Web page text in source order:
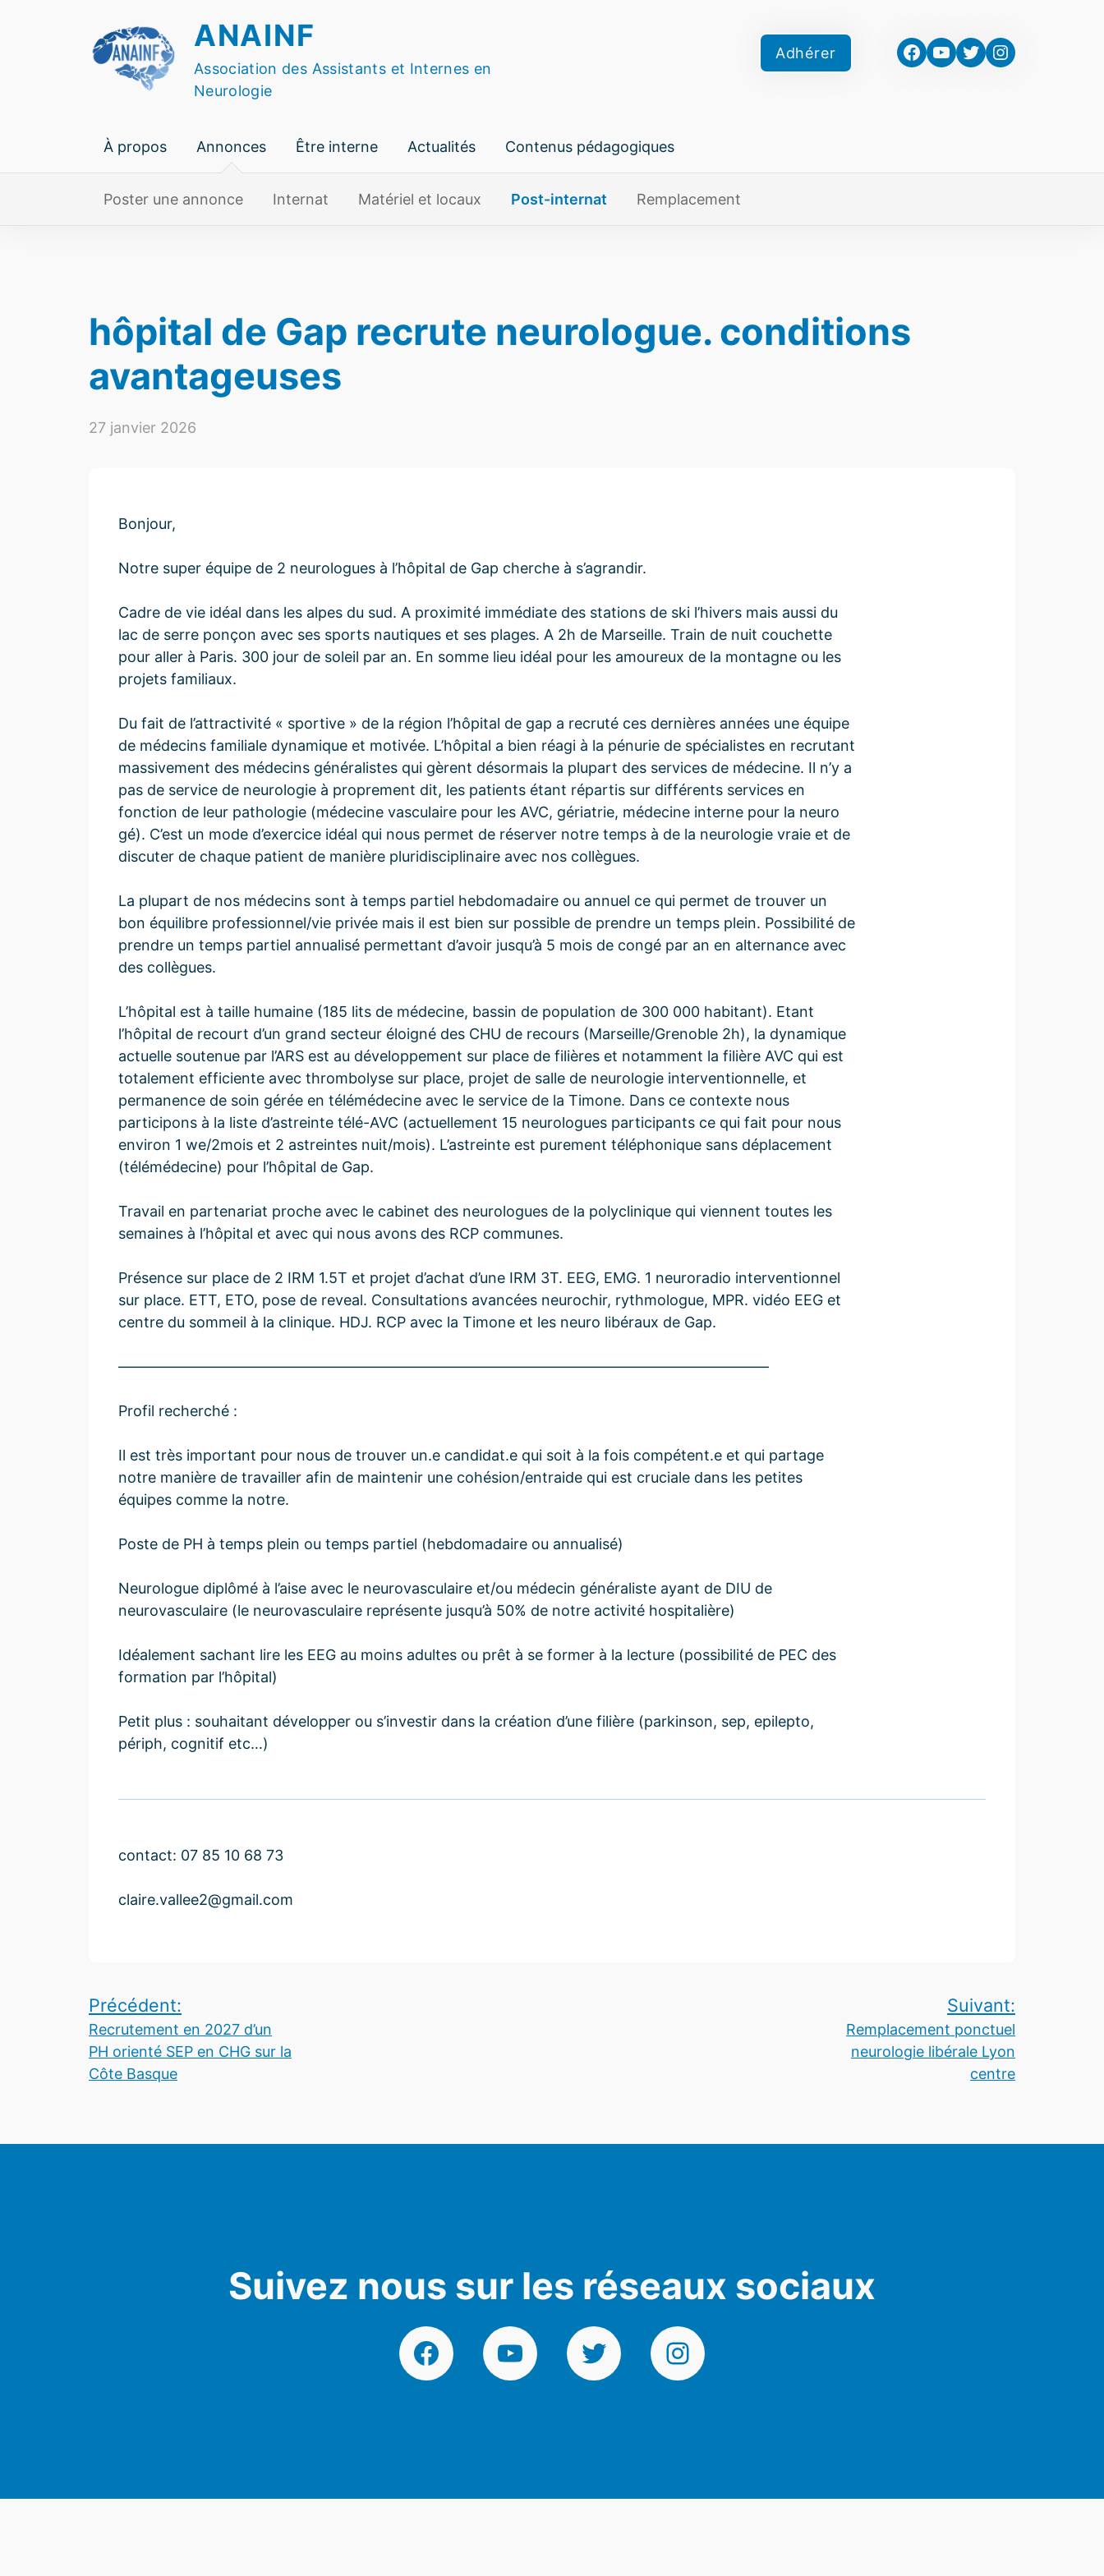
ANAINF
Association des Assistants et Internes en
Neurologie
Adhérer Facebook
YouTube
TwitterInstagram
À propos Annonces Être interne Actualités Contenus pédagogiques
Poster une annonce Internat Matériel et locaux Post-internat Remplacement
hôpital de Gap recrute neurologue. conditions
avantageuses
27 janvier 2026
Bonjour,
Notre super équipe de 2 neurologues à l’hôpital de Gap cherche à s’agrandir.
Cadre de vie idéal dans les alpes du sud. A proximité immédiate des stations de ski l’hivers mais aussi du
lac de serre ponçon avec ses sports nautiques et ses plages. A 2h de Marseille. Train de nuit couchette
pour aller à Paris. 300 jour de soleil par an. En somme lieu idéal pour les amoureux de la montagne ou les
projets familiaux.
Du fait de l’attractivité « sportive » de la région l’hôpital de gap a recruté ces dernières années une équipe
de médecins familiale dynamique et motivée. L’hôpital a bien réagi à la pénurie de spécialistes en recrutant
massivement des médecins généralistes qui gèrent désormais la plupart des services de médecine. Il n’y a
pas de service de neurologie à proprement dit, les patients étant répartis sur différents services en
fonction de leur pathologie (médecine vasculaire pour les AVC, gériatrie, médecine interne pour la neuro
gé). C’est un mode d’exercice idéal qui nous permet de réserver notre temps à de la neurologie vraie et de
discuter de chaque patient de manière pluridisciplinaire avec nos collègues.
La plupart de nos médecins sont à temps partiel hebdomadaire ou annuel ce qui permet de trouver un
bon équilibre professionnel/vie privée mais il est bien sur possible de prendre un temps plein. Possibilité de
prendre un temps partiel annualisé permettant d’avoir jusqu’à 5 mois de congé par an en alternance avec
des collègues.
L’hôpital est à taille humaine (185 lits de médecine, bassin de population de 300 000 habitant). Etant
l’hôpital de recourt d’un grand secteur éloigné des CHU de recours (Marseille/Grenoble 2h), la dynamique
actuelle soutenue par l’ARS est au développement sur place de filières et notamment la filière AVC qui est
totalement efficiente avec thrombolyse sur place, projet de salle de neurologie interventionnelle, et
permanence de soin gérée en télémédecine avec le service de la Timone. Dans ce contexte nous
participons à la liste d’astreinte télé-AVC (actuellement 15 neurologues participants ce qui fait pour nous
environ 1 we/2mois et 2 astreintes nuit/mois). L’astreinte est purement téléphonique sans déplacement
(télémédecine) pour l’hôpital de Gap.
Travail en partenariat proche avec le cabinet des neurologues de la polyclinique qui viennent toutes les
semaines à l’hôpital et avec qui nous avons des RCP communes.
Présence sur place de 2 IRM 1.5T et projet d’achat d’une IRM 3T. EEG, EMG. 1 neuroradio interventionnel
sur place. ETT, ETO, pose de reveal. Consultations avancées neurochir, rythmologue, MPR. vidéo EEG et
centre du sommeil à la clinique. HDJ. RCP avec la Timone et les neuro libéraux de Gap.
————————————————————————————————————————————
Profil recherché :
Il est très important pour nous de trouver un.e candidat.e qui soit à la fois compétent.e et qui partage
notre manière de travailler afin de maintenir une cohésion/entraide qui est cruciale dans les petites
équipes comme la notre.
Poste de PH à temps plein ou temps partiel (hebdomadaire ou annualisé)
Neurologue diplômé à l’aise avec le neurovasculaire et/ou médecin généraliste ayant de DIU de
neurovasculaire (le neurovasculaire représente jusqu’à 50% de notre activité hospitalière)
Idéalement sachant lire les EEG au moins adultes ou prêt à se former à la lecture (possibilité de PEC des
formation par l’hôpital)
Petit plus : souhaitant développer ou s’investir dans la création d’une filière (parkinson, sep, epilepto,
périph, cognitif etc…)
contact: 07 85 10 68 73
claire.vallee2@gmail.com
Navigation
de
l’article
Précédent:
Recrutement en 2027 d’un
PH orienté SEP en CHG sur la
Côte Basque
Suivant:
Remplacement ponctuel
neurologie libérale Lyon
centre
Suivez nous sur les réseaux sociaux
FacebookYouTube Twitter Instagram